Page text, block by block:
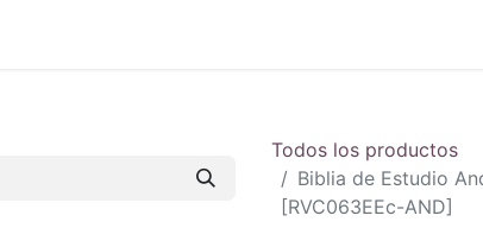
Todos los productos
Biblia de Estudio
[RVC063EEc-AND]